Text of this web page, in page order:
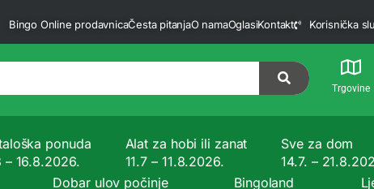
Bingo Online prodavnicaČesta pitanjaO namaOglasiKontakt Korisnička
Trgovine
ponuda
– 16.8.2026.
Alat za hobi ili zanat
11.7 – 11.8.2026.
Sve za dom
14.7. –
Dobar ulov počinje
Bingoland